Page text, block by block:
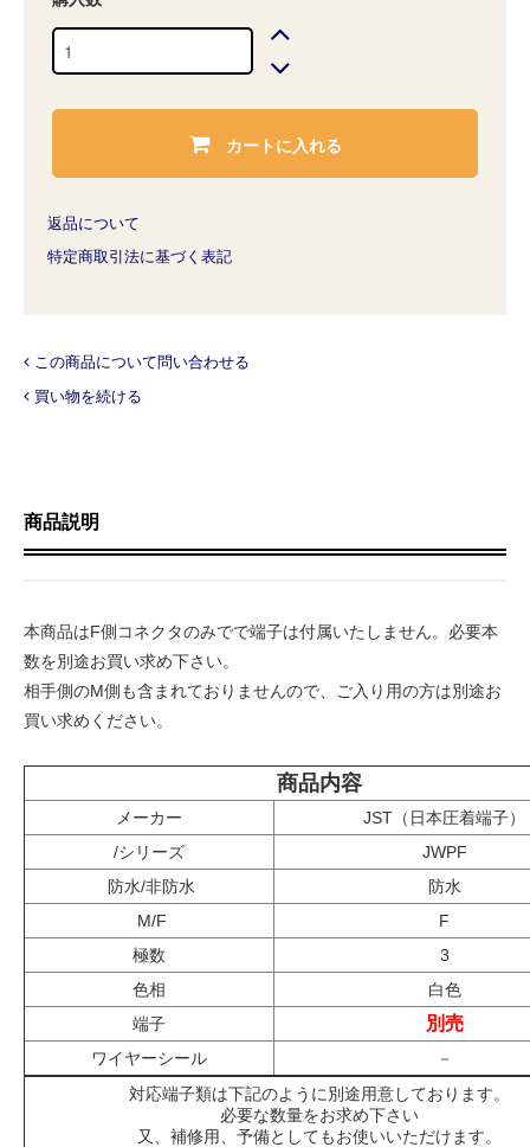
カートに入れる
返品について
特定商取引法に基づく表記
この商品について問い合わせる
買い物を続ける
商品説明
本商品はF側コネクタのみでで端子は付属いたしません。必要本
数を別途お買い求め下さい。
相手側のM側も含まれておりませんので、ご入り用の方は別途お
買い求めください。
商品内容
メーカー
JST（日本圧着端子）
/シリーズ
JWPF
防水/非防水
防水
M/F
F
極数
3
色相
白色
端子
別売
ワイヤーシール
－
対応端子類は下記のように別途用意しております。
必要な数量をお求め下さい
又、補修用、予備としてもお使いいただけます。